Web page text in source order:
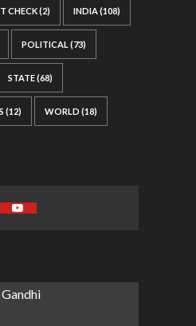
CHECK(2) INDIA(108)
POLITICAL (73)
STATE(68)
(12) WORLD (18)
Youtube